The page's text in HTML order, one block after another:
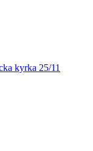
kyrka 25/11